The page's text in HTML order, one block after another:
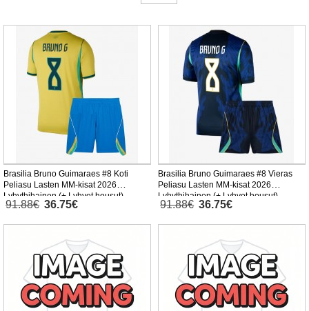
Brasilia Bruno Guimaraes #8 Koti
Peliasu Lasten MM-kisat 2026
Lyhythihainen (+ Lyhyet housut)
91.88€ 36.75€
Brasilia Bruno Guimaraes #8 Vieras
Peliasu Lasten MM-kisat 2026
Lyhythihainen (+ Lyhyet housut)
91.88€ 36.75€